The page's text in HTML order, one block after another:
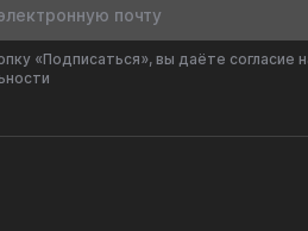
риск возгорания
с аналогичными
«Подписаться», вы даёте согласие